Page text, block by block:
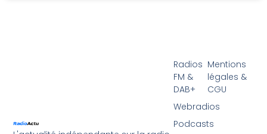
Radios
FM &
DAB+
Webradios
Podcasts
Mentions
légales &
CGU